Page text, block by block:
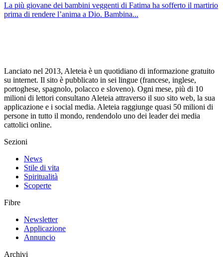
La più giovane dei bambini veggenti di Fatima ha sofferto il martirio
prima di rendere l’anima a Dio. Bambina...
Lanciato nel 2013, Aleteia è un quotidiano di informazione gratuito
su internet. Il sito è pubblicato in sei lingue (francese, inglese,
portoghese, spagnolo, polacco e sloveno). Ogni mese, più di 10
milioni di lettori consultano Aleteia attraverso il suo sito web, la sua
applicazione e i social media. Aleteia raggiunge quasi 50 milioni di
persone in tutto il mondo, rendendolo uno dei leader dei media
cattolici online.
Sezioni
News
Stile di vita
Spiritualità
Scoperte
Fibre
Newsletter
Applicazione
Annuncio
Archivi